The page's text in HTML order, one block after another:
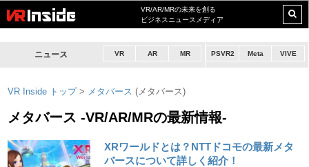
VR/AR/MRの未来を創る
ビジネスニュースメディア
ニュース VR AR MR PSVR2 Meta VIVE
VR Inside トップ > メタバース (メタバース)
メタバース -VR/AR/MRの最新情報-
XRワールドとは？NTTドコモの最新メタ
バースについて詳しく紹介！